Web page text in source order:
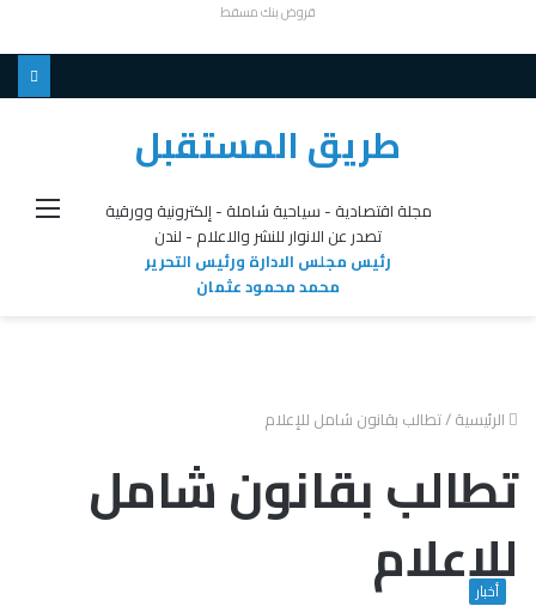
قروض بنك مسقط
طريق المستقبل
مجلة اقتصادية - سياحية شاملة - إلكترونية وورقية
تصدر عن الانوار للنشر والاعلام - لندن
رئيس مجلس الادارة ورئيس التحرير
محمد محمود عثمان
الرئيسية/تطالب بقانون شامل للإعلام
تطالب بقانون شامل
للإعلام
أخبار